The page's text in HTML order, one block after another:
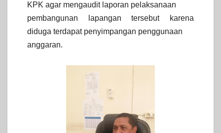
KPK agar mengaudit laporan pelaksanaan
pembangunan lapangan tersebut karena
diduga terdapat penyimpangan penggunaan
anggaran.